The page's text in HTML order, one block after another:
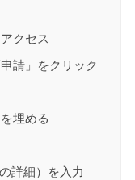
クセス
請」をクリック
埋める
詳細）を入力